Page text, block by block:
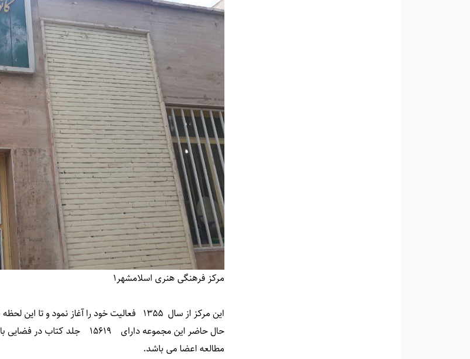
مرکز فرهنگی هنری اسلامشهر1
این مرکز از سال 1355 فعالیت خود را آغاز نمود و تا این لحظه فعالیت خود را با کارگاه های فرهنگی و ادبی ادامه داده است
مطالعه اعضا می باشد.